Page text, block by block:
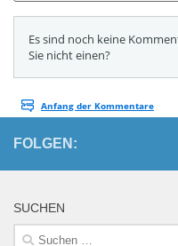
FOLGEN:
SUCHEN
Suchen